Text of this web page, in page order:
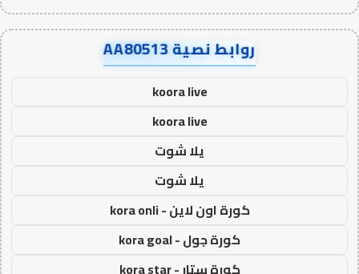
روابط نصية AA80513
koora live
koora live
يلا شوت
يلا شوت
كورة اون لاين - kora onli
كورة جول - kora goal